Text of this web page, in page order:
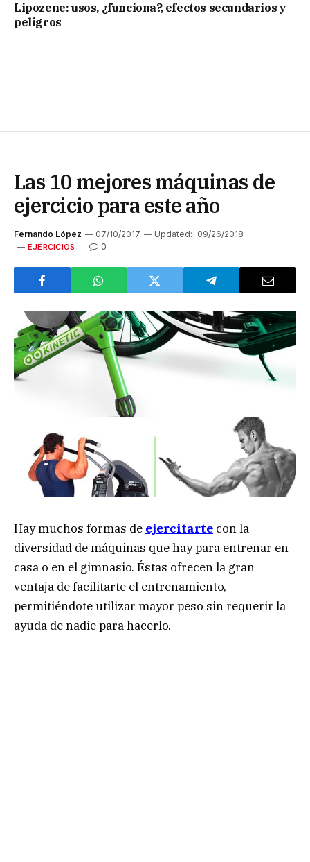
Lipozene: usos, ¿funciona?, efectos secundarios y
peligros
Las 10 mejores máquinas de
ejercicio para este año
Fernando López 07/10/2017 Updated: 09/26/2018
EJERCICIOS 0
Hay muchos formas de ejercitarte con la
diversidad de máquinas que hay para entrenar en
casa o en el gimnasio. Éstas ofrecen la gran
ventaja de facilitarte el entrenamiento,
permitiéndote utilizar mayor peso sin requerir la
ayuda de nadie para hacerlo.